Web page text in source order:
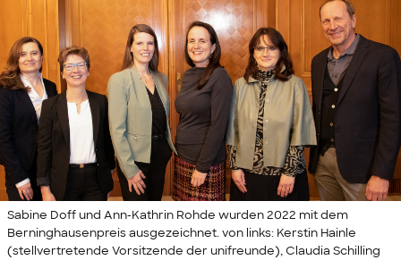
Sabine Doff und Ann-Kathrin Rohde wurden 2022 mit dem
Berninghausenpreis ausgezeichnet. von links: Kerstin Hainle
(stellvertretende Vorsitzende der unifreunde), Claudia Schilling